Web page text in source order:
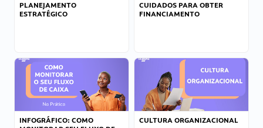
PLANEJAMENTO
ESTRATÉGICO
CUIDADOS PARA OBTER
FINANCIAMENTO
INFOGRÁFICO: COMO
CULTURA ORGANIZACIONAL